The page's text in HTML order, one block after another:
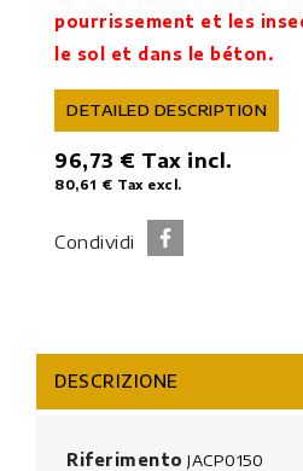
pourrissement et les
le sol et dans le béton.
DETAILED DESCRIPTION
96,73 € Tax incl.
80,61 € Tax excl.
Condividi
DESCRIZIONE
Riferimento JACP0150